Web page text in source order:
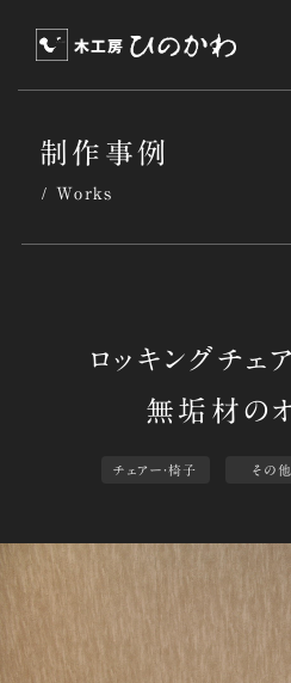
制作事例
Works
チェアー・椅子 その他